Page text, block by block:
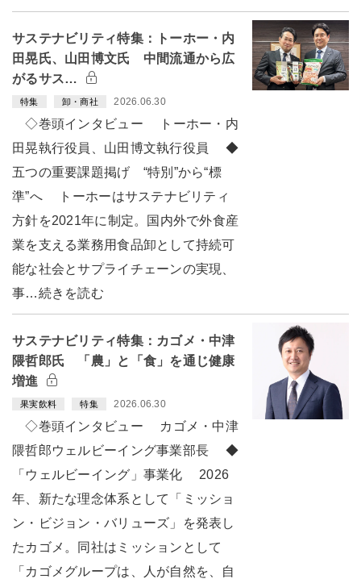
サステナビリティ特集：トーホー・内
田晃氏、山田博文氏 中間流通から広
がるサス…
特集 卸・商社 2026.06.30
◇巻頭インタビュー トーホー・内
田晃執行役員、山田博文執行役員 ◆
五つの重要課題掲げ “特別”から“標
準”へ トーホーはサステナビリティ
方針を2021年に制定。国内外で外食産
業を支える業務用食品卸として持続可
能な社会とサプライチェーンの実現、
事…続きを読む
サステナビリティ特集：カゴメ・中津
隈哲郎氏 「農」と「食」を通じ健康
増進
果実飲料 特集 2026.06.30
◇巻頭インタビュー カゴメ・中津
隈哲郎ウェルビーイング事業部長 ◆
「ウェルビーイング」事業化 2026
年、新たな理念体系として「ミッショ
ン・ビジョン・バリューズ」を発表し
たカゴメ。同社はミッションとして
「カゴメグループは、人が自然を、自